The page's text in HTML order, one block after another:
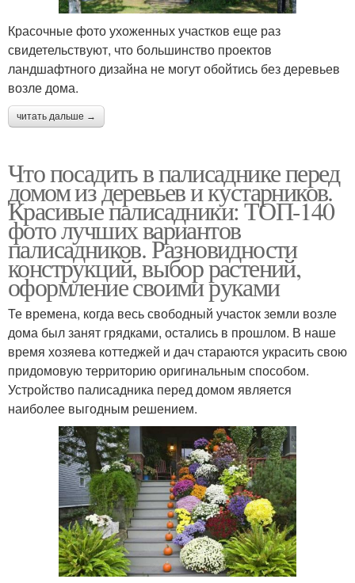
Красочные фото ухоженных участков еще раз
свидетельствуют, что большинство проектов
ландшафтного дизайна не могут обойтись без деревьев
возле дома.
читать дальше →
Что посадить в палисаднике перед
домом из деревьев и кустарников.
Красивые палисадники: ТОП-140
фото лучших вариантов
палисадников. Разновидности
конструкций, выбор растений,
оформление своими руками
Те времена, когда весь свободный участок земли возле
дома был занят грядками, остались в прошлом. В наше
время хозяева коттеджей и дач стараются украсить свою
придомовую территорию оригинальным способом.
Устройство палисадника перед домом является
наиболее выгодным решением.